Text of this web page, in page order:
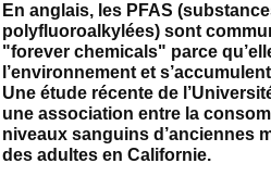
En anglais, les PFAS
polyfluoroalkylées) sont
"forever chemicals" parce
l’environnement et
Une étude récente de
une association entre la
niveaux sanguins d’anciennes
des adultes en Californie.